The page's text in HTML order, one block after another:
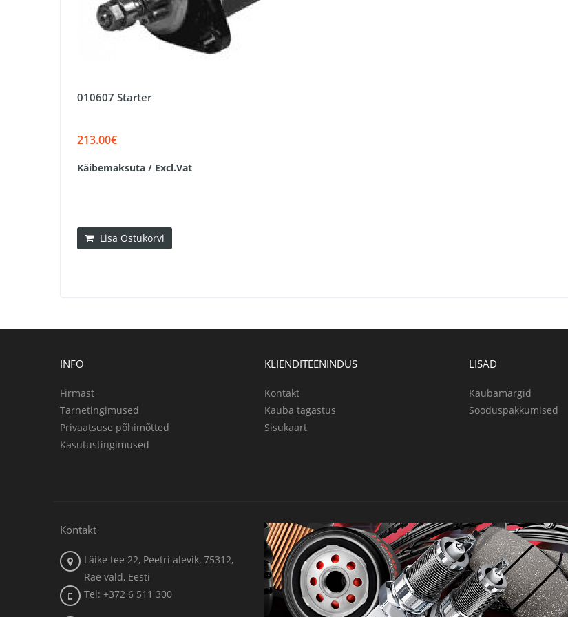
010607 Starter
213.00€
Käibemaksuta / Excl.Vat
Lisa Ostukorvi
INFO
Firmast
Tarnetingimused
Privaatsuse põhimõtted
Kasutustingimused
KLIENDITEENINDUS
Kontakt
Kauba tagastus
Sisukaart
LISAD
Kaubamärgid
Sooduspakkumised
Kontakt
Läike tee 22, Peetri alevik, 75312,
Rae vald, Eesti
Tel: +372 6 511 300